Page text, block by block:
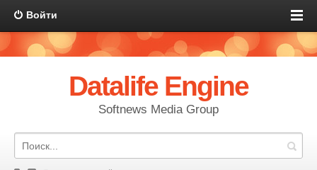
Войти
Datalife Engine
Softnews Media Group